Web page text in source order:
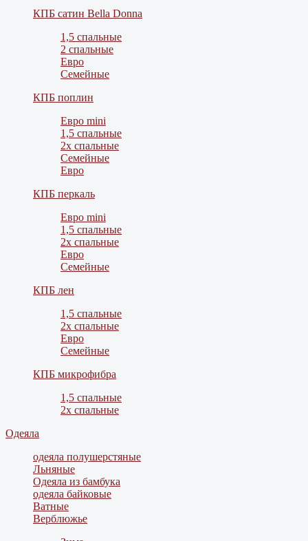
КПБ сатин Bella Donna
1,5 спальные
2 спальные
Евро
Семейные
КПБ поплин
Евро mini
1,5 спальные
2х спальные
Семейные
Евро
КПБ перкаль
Евро mini
1,5 спальные
2х спальные
Евро
Семейные
КПБ лен
1,5 спальные
2х спальные
Евро
Семейные
КПБ микрофибра
1,5 спальные
2х спальные
Одеяла
одеяла полушерстяные
Льняные
Одеяла из бамбука
одеяла байковые
Ватные
Верблюжье